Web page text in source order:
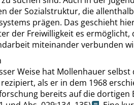
der Sozialstruktur, die
prägen. Das geschieht
der Freiwilligkeit es
miteinander verbunden
Weise hat Mollenhauer
als er in dem 1968
bereits auf die dortigen